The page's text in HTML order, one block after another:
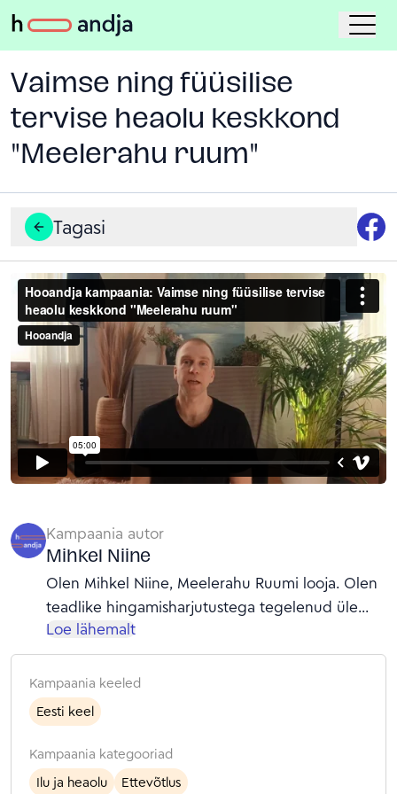
Vaimse ning füüsilise
tervise heaolu keskkond
"Meelerahu ruum"
Tagasi
Kampaania autor
Mihkel Niine
Olen Mihkel Niine, Meelerahu Ruumi looja. Olen
teadlike hingamisharjutustega tegelenud üle
kuue aasta. Hingamispraktikateni jõudsin isikliku
vajaduse kaudu, otsides tuge ärevushoogude ja
pideva sisemise pinge tõttu. Kui närvisüsteem on
pidevalt pinges ja keha on päevast päeva
ellujäämisrežiimil, muutub raskeks peaaegu kõik:
töö, suhted, lapsevanemaks olemine, liikumine ja
päriselt puhkamine. Hingamisharjutused olid
Loe lähemalt
Kampaania keeled
Eesti keel
Kampaania kategooriad
Ilu ja heaolu
Ettevõtlus